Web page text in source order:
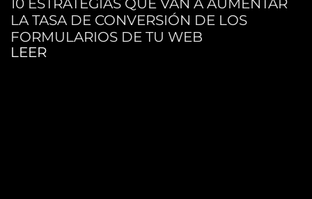
10 ESTRATEGIAS QUE VAN A AUMENTAR
LA TASA DE CONVERSIÓN DE LOS
FORMULARIOS DE TU WEB
LEER